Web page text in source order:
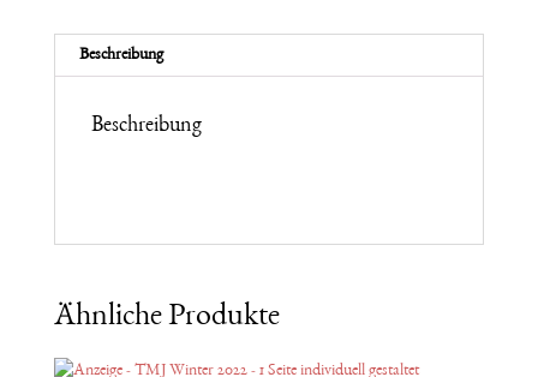
Winter
2022
Menge
Beschreibung
Beschreibung
Ähnliche Produkte